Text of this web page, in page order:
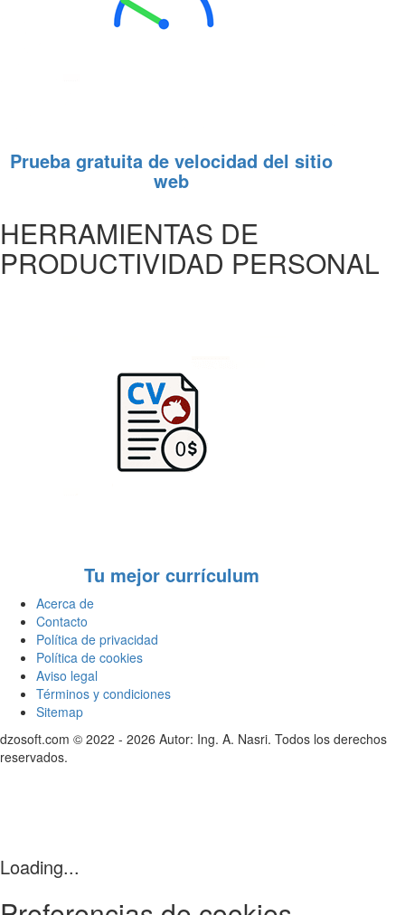
Prueba gratuita de velocidad del sitio
web
HERRAMIENTAS DE
PRODUCTIVIDAD PERSONAL
Tu mejor currículum
Acerca de
Contacto
Política de privacidad
Política de cookies
Aviso legal
Términos y condiciones
Sitemap
dzosoft.com © 2022 - 2026 Autor: Ing. A. Nasri. Todos los derechos
reservados.
Loading...